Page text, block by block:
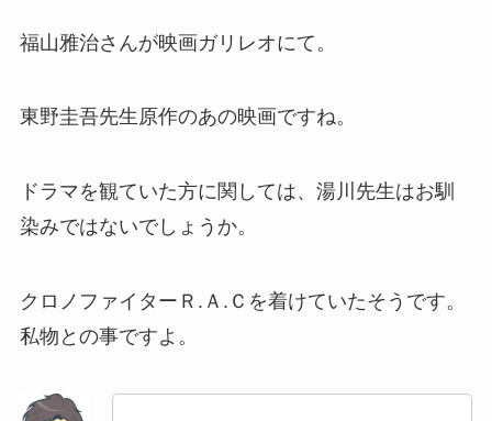
福山雅治さんが映画ガリレオにて。
東野圭吾先生原作のあの映画ですね。
ドラマを観ていた方に関しては、湯川先生はお馴
染みではないでしょうか。
クロノファイターＲ.Ａ.Ｃを着けていたそうです。
私物との事ですよ。